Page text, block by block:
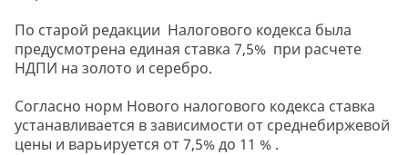
По старой редакции Налогового кодекса была
предусмотрена единая ставка 7,5% при расчете
НДПИ на золото и серебро.
Согласно норм Нового налогового кодекса ставка
устанавливается в зависимости от среднебиржевой
цены и варьируется от 7,5% до 11 % .